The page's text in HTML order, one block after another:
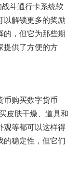
斗通行卡系统软
以解锁更多的奖励
的，但它为那些期
提供了方便的方
币购买数字货币
皮肤干燥、道具和
观等都可以这样得
的稳定性，但它们